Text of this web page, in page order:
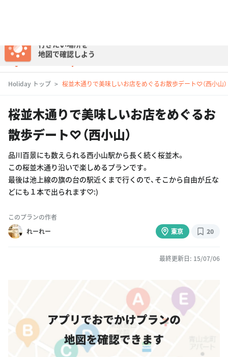
Holiday トップ 桜並木通りで美味しいお店をめぐるお散歩デート♡（西小山）
桜並木通りで美味しいお店をめぐるお
散歩デート♡（西小山）
この桜並木通り沿いで楽しめるプランです。
最後は池上線の旗の台の駅近くまで行くので、そこから自由が丘な
どにも１本で出られます♡:)
れーれー